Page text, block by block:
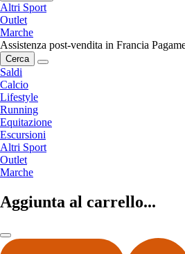
Altri Sport
Outlet
Marche
Assistenza post-vendita in Francia
Cerca
Saldi
Calcio
Lifestyle
Running
Equitazione
Escursioni
Altri Sport
Outlet
Marche
Aggiunta al carrello...